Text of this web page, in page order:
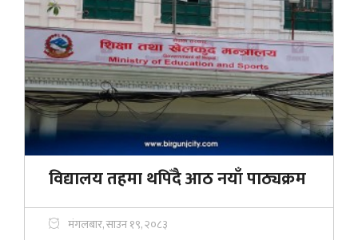
विद्यालय तहमा थपिँदै आठ नयाँ पाठ्यक्रम
मंगलबार, साउन १९, २०८३